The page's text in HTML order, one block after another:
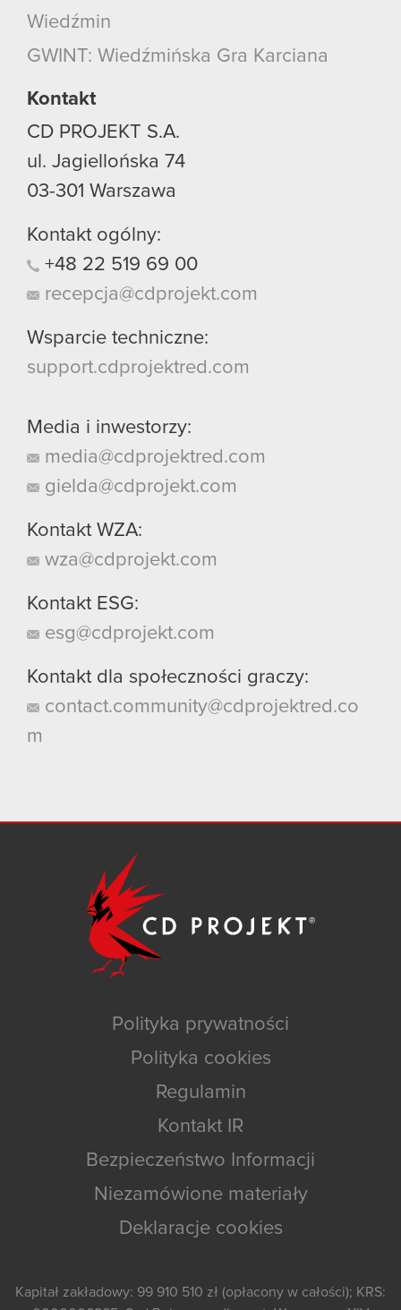
Wiedźmin
GWINT: Wiedźmińska Gra Karciana
Kontakt
CD PROJEKT S.A.
ul. Jagiellońska 74
03-301 Warszawa
Kontakt ogólny:
+48 22 519 69 00
recepcja@cdprojekt.com
Wsparcie techniczne:
support.cdprojektred.com
Media i inwestorzy:
media@cdprojektred.com
gielda@cdprojekt.com
Kontakt WZA:
wza@cdprojekt.com
Kontakt ESG:
esg@cdprojekt.com
Kontakt dla społeczności graczy:
contact.community@cdprojektred.co
m
Polityka prywatności
Polityka cookies
Regulamin
Kontakt IR
Bezpieczeństwo Informacji
Niezamówione materiały
Deklaracje cookies
Kapitał zakładowy: 99 910 510 zł (opłacony w całości); KRS: